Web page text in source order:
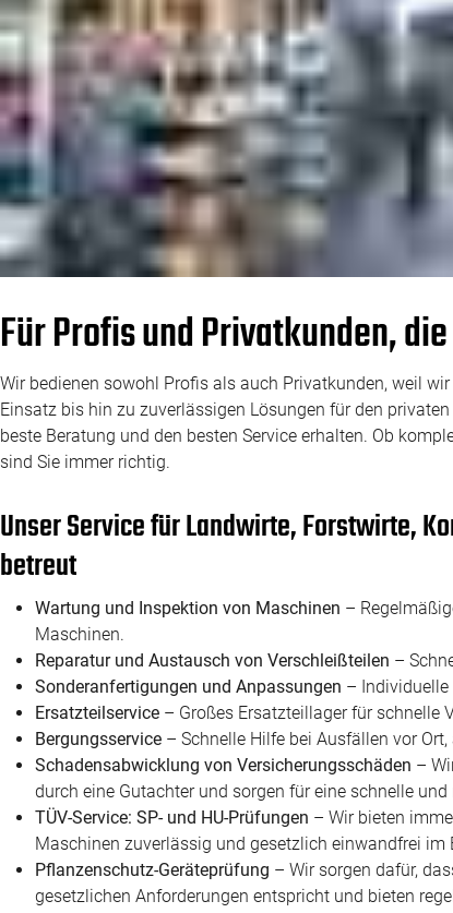
Für Profis und Privatkunden,
Wir bedienen sowohl Profis als auch Privatkunden, weil
Einsatz bis hin zu zuverlässigen Lösungen für den
beste Beratung und den besten Service erhalten. Ob
sind Sie immer richtig.
Unser Service für Landwirte, Forstwirte,
betreut
Wartung und Inspektion von Maschinen –
Maschinen.
Reparatur und Austausch von Verschleißteilen –
Sonderanfertigungen und Anpassungen – Individuelle
Ersatzteilservice – Großes Ersatzteillager für schnelle
Bergungsservice – Schnelle Hilfe bei Ausfällen vor
Schadensabwicklung von Versicherungsschäden –
durch eine Gutachter und sorgen für eine schnelle
TÜV-Service: SP- und HU-Prüfungen – Wir bieten
Maschinen zuverlässig und gesetzlich einwandfrei im
Pflanzenschutz-Geräteprüfung – Wir sorgen dafür,
gesetzlichen Anforderungen entspricht und bieten